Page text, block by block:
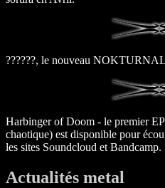
??????, le nouveau
Harbinger of Doom - le premier
chaotique) est disponible pour
les sites Soundcloud et Bandcamp.
Actualités metal